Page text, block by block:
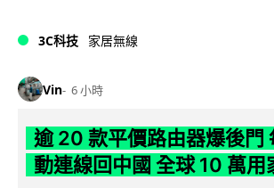
3C科技 家居無線
Vin 6 小時
逾 20 款平價路由器爆後門
動連線回中國 全球 10 萬用